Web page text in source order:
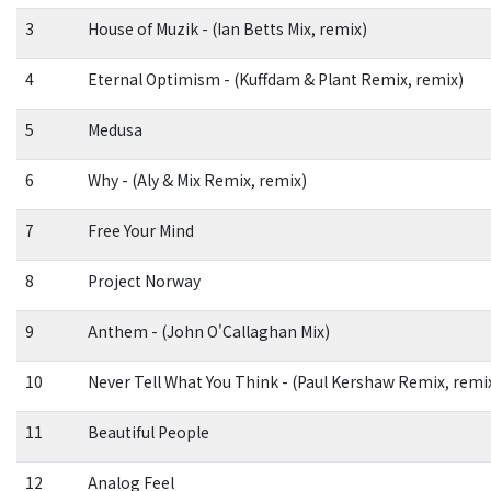
3 House of Muzik - (Ian Betts Mix, remix)
4 Eternal Optimism - (Kuffdam & Plant Remix, remix)
5 Medusa
6 Why - (Aly & Mix Remix, remix)
7 Free Your Mind
8 Project Norway
9 Anthem - (John O'Callaghan Mix)
10 Never Tell What You Think - (Paul Kershaw Remix,
11 Beautiful People
12 Analog Feel